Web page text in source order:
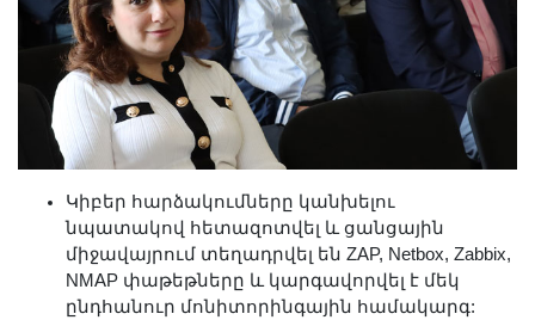
Կիբեր հարձակումները կանխելու
նպատակով հետազոտվել և ցանցային
միջավայրում տեղադրվել են ZAP, Netbox, Zabbix,
NMAP փաթեթները և կարգավորվել է մեկ
ընդհանուր մոնիտորինգային համակարգ: